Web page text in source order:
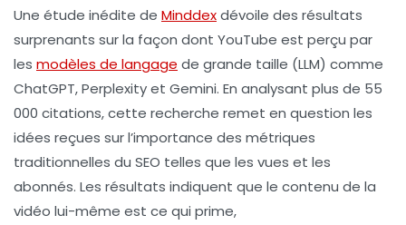
Une étude inédite de Minddexdévoile des résultats
surprenants sur la façon dont YouTube est perçu par
les modèles de langage de grande taille (LLM) comme
ChatGPT, Perplexity et Gemini. En analysant plus de 55
000 citations, cette recherche remet en question les
idées reçues sur l’importance des métriques
traditionnelles du SEO telles que les vues et les
abonnés. Les résultats indiquent que le contenu de la
vidéo lui-même est ce qui prime,